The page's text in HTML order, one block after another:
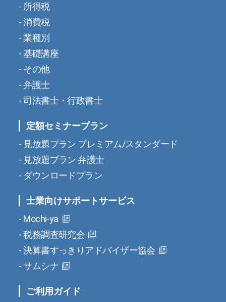
所得税
消費税
業種別
基礎講座
その他
弁護士
司法書士・行政書士
定額セミナープラン
見放題プラン プレミアム/スタンダード
見放題プラン 弁護士
ダウンロードプラン
士業向けサポートサービス
Mochi-ya
税務調査研究会
決算書すっきりアドバイザー協会
サムシナ
ご利用ガイド